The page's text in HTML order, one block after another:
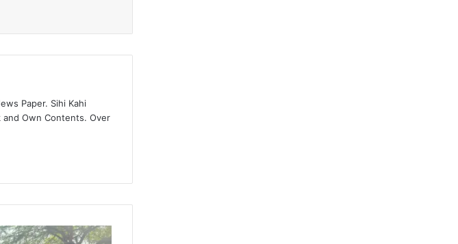
Paper. Sihi Kahi
Own Contents. Over